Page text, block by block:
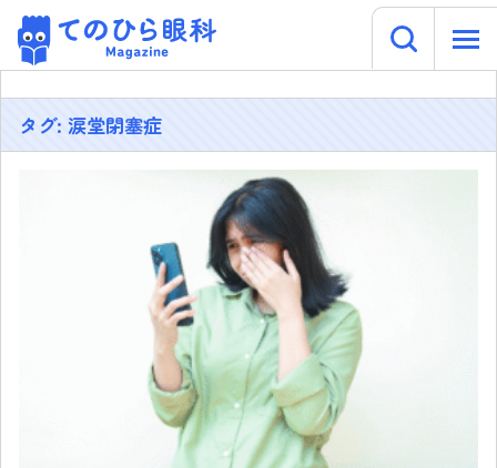
Skip
to
content
てのひら眼科 Magazine
タグ: 涙堂閉塞症